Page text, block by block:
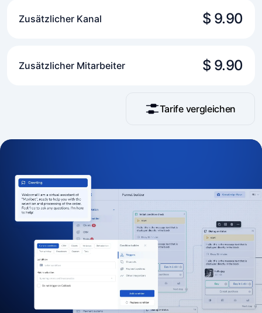
Tarife vergleichen
Zusätzlicher Kanal $ 9.90
Zusätzlicher Mitarbeiter $ 9.90